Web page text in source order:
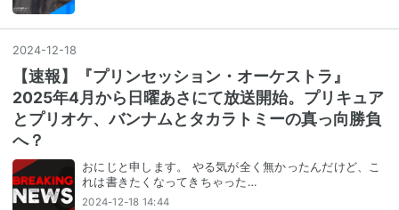
2024-12-18
【速報】『プリンセッション・オーケストラ』
2025年4⽉から⽇曜あさにて放送開始。プリキュア
とプリオケ、バンナムとタカラトミーの真っ向勝負
へ？
おにじと申します。 やる気が全く無かったんだけど、こ
れは書きたくなってきちゃった…
2024-12-18 14:44